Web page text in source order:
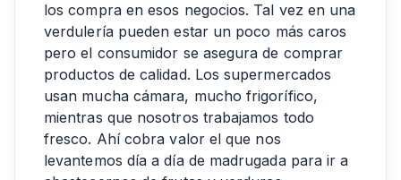
los compra en esos negocios. Tal vez en una
verdulería pueden estar un poco más caros
pero el consumidor se asegura de comprar
productos de calidad. Los supermercados
usan mucha cámara, mucho frigorífico,
mientras que nosotros trabajamos todo
fresco. Ahí cobra valor el que nos
levantemos día a día de madrugada para ir a